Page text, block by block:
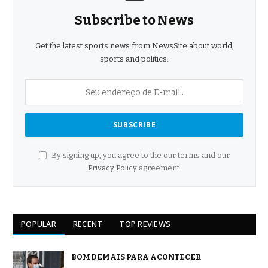
Subscribe to News
Get the latest sports news from NewsSite about world,
sports and politics.
By signing up, you agree to the our terms and our
Privacy Policyagreement.
POPULAR RECENT TOP REVIEWS
BOM DEMAIS PARA ACONTECER